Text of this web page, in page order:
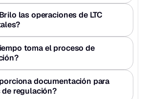
las operaciones de LTC
toma el proceso de
documentación para
regulación?